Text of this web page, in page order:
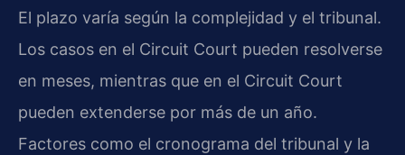
El plazo varía según la complejidad y el tribunal.
Los casos en el Circuit Court pueden resolverse
en meses, mientras que en el Circuit Court
pueden extenderse por más de un año.
Factores como el cronograma del tribunal y la